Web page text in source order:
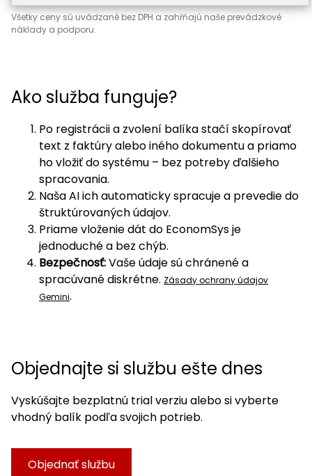
Všetky ceny sú uvádzané bez DPH a zahŕňajú naše prevádzkové
náklady a podporu.
Ako služba funguje?
Po registrácii a zvolení balíka stačí skopírovať
text z faktúry alebo iného dokumentu a priamo
ho vložiť do systému – bez potreby ďalšieho
spracovania.
Naša AI ich automaticky spracuje a prevedie do
štruktúrovaných údajov.
Priame vloženie dát do EconomSys je
jednoduché a bez chýb.
Bezpečnosť:Vaše údaje sú chránené a
spracúvané diskrétne. Zásady ochrany údajov
Gemini.
Objednajte si službu ešte dnes
Vyskúšajte bezplatnú trial verziu alebo si vyberte
vhodný balík podľa svojich potrieb.
Objednať službu